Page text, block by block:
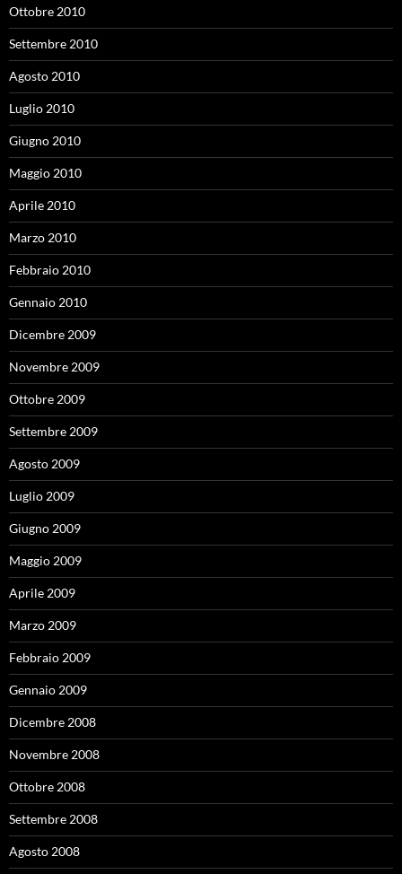
Ottobre 2010
Settembre 2010
Agosto 2010
Luglio 2010
Giugno 2010
Maggio 2010
Aprile 2010
Marzo 2010
Febbraio 2010
Gennaio 2010
Dicembre 2009
Novembre 2009
Ottobre 2009
Settembre 2009
Agosto 2009
Luglio 2009
Giugno 2009
Maggio 2009
Aprile 2009
Marzo 2009
Febbraio 2009
Gennaio 2009
Dicembre 2008
Novembre 2008
Ottobre 2008
Settembre 2008
Agosto 2008